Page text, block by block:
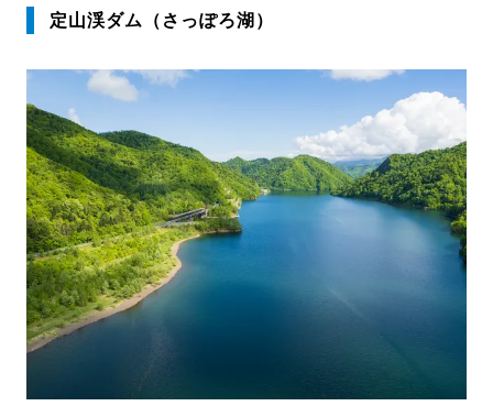
定山渓ダム（さっぽろ湖）